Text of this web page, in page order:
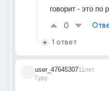
говорит - это по
0
1 ответ
user_47645307
Гуру
11лет